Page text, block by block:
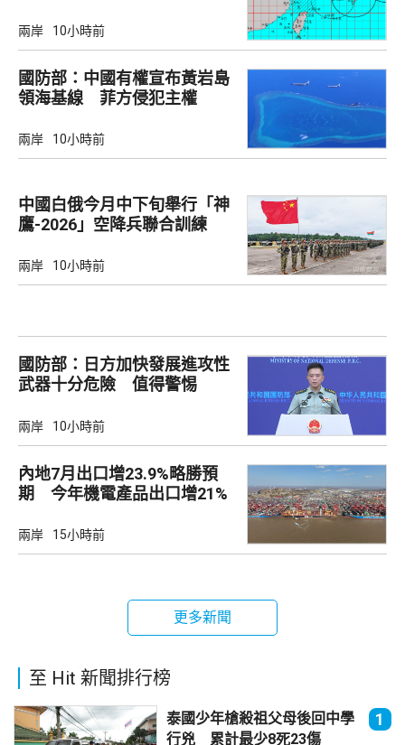
兩岸 10小時前
國防部：中國有權宣布黃岩島
領海基線 菲方侵犯主權
兩岸 10小時前
中國白俄今月中下旬舉行「神
鷹-2026」空降兵聯合訓練
兩岸 10小時前
國防部：日方加快發展進攻性
武器十分危險 值得警惕
兩岸 10小時前
內地7月出口增23.9%略勝預
期 今年機電產品出口增21%
兩岸 15小時前
更多新聞
至 Hit 新聞排行榜
泰國少年槍殺祖父母後回中學
行兇 累計最少8死23傷
1